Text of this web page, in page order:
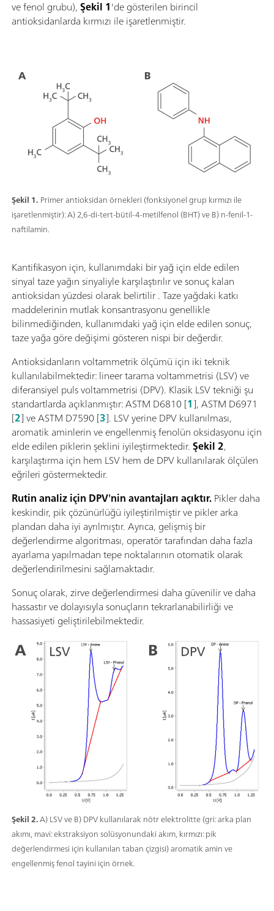
ve fenol grubu),Şekil 1'de gösterilen birincil
antioksidanlarda kırmızı ile işaretlenmiştir.
Şekil 1. Primer antioksidan örnekleri (fonksiyonel grup kırmızı ile
işaretlenmiştir): A) 2,6-di-tert-bütil-4-metilfenol (BHT) ve B) n-fenil-1-
naftilamin.
Şekil 2.A) LSV ve B) DPV kullanılarak nötr elektrolitte (gri: arka plan
akımı, mavi: ekstraksiyon solüsyonundaki akım, kırmızı: pik
değerlendirmesi için kullanılan taban çizgisi) aromatik amin ve
engellenmiş fenol tayini için örnek.
Kantifikasyon için, kullanımdaki bir yağ için elde edilen
sinyal taze yağın sinyaliyle karşılaştırılır ve sonuç kalan
antioksidan yüzdesi olarak belirtilir . Taze yağdaki katkı
maddelerinin mutlak konsantrasyonu genellikle
bilinmediğinden, kullanımdaki yağ için elde edilen sonuç,
taze yağa göre değişimi gösteren nispi bir değerdir.
Antioksidanların voltammetrik ölçümü için iki teknik
kullanılabilmektedir: lineer tarama voltammetrisi (LSV) ve
diferansiyel puls voltammetrisi (DPV). Klasik LSV tekniği şu
standartlarda açıklanmıştır: ASTM D6810 [1], ASTM D6971
[2] ve ASTM D7590 [3]. LSV yerine DPV kullanılması,
aromatik aminlerin ve engellenmiş fenolün oksidasyonu için
elde edilen piklerin şeklini iyileştirmektedir.Şekil 2,
karşılaştırma için hem LSV hem de DPV kullanılarak ölçülen
eğrileri göstermektedir.
Rutin analiz için DPV'nin avantajları açıktır.Pikler daha
keskindir, pik çözünürlüğü iyileştirilmiştir ve pikler arka
plandan daha iyi ayrılmıştır. Ayrıca, gelişmiş bir
değerlendirme algoritması, operatör tarafından daha fazla
ayarlama yapılmadan tepe noktalarının otomatik olarak
değerlendirilmesini sağlamaktadır.
Sonuç olarak, zirve değerlendirmesi daha güvenilir ve daha
hassastır ve dolayısıyla sonuçların tekrarlanabilirliği ve
hassasiyeti geliştirilebilmektedir.